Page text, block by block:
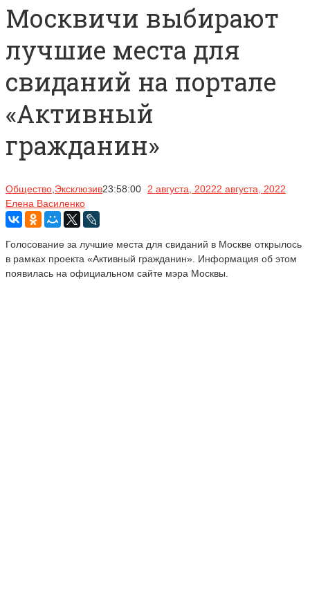
Москвичи выбирают
лучшие места для
свиданий на портале
«Активный
гражданин»
Общество Эксклюзив23:58:00 2 августа, 20222 августа, 2022
Елена Василенко
Голосование за лучшие места для свиданий в Москве открылось
в рамках проекта «Активный гражданин». Информация об этом
появилась на официальном сайте мэра Москвы.